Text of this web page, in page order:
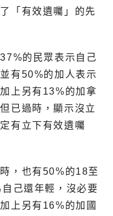
「有效遺囑」的先
的民眾表示自己
有50%的加人表示
上另有13%的加拿
已過時，顯示沒立
有立下有效遺囑
，也有50%的18至
己還年輕，沒必要
上另有16%的加國